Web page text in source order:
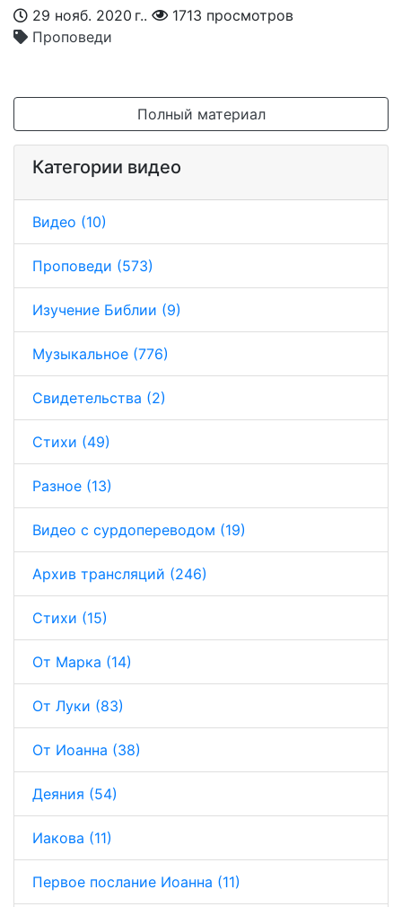
29 нояб. 2020 г..
1713 просмотров
Проповеди
Полный материал
Категории видео
Видео (10)
Проповеди (573)
Изучение Библии (9)
Музыкальное (776)
Свидетельства (2)
Стихи (49)
Разное (13)
Видео с сурдопереводом (19)
Архив трансляций (246)
Стихи (15)
От Марка (14)
От Луки (83)
От Иоанна (38)
Деяния (54)
Иакова (11)
Первое послание Иоанна (11)